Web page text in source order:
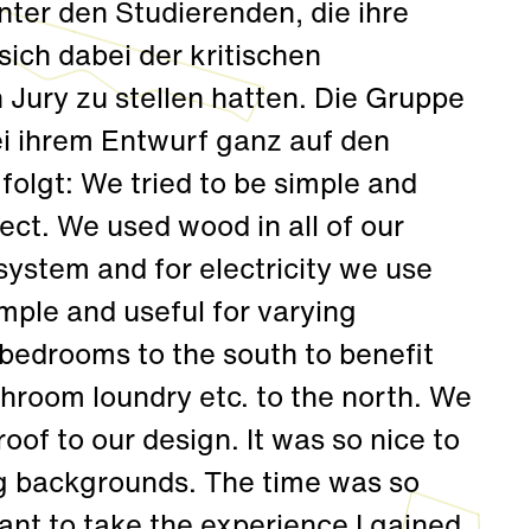
den Studierenden, die ihre
dabei der kritischen
zu stellen hatten. Die Gruppe
ihrem Entwurf ganz auf den
We tried to be simple and
We used wood in all of our
and for electricity we use
and useful for varying
to the south to benefit
loundry etc. to the north. We
to our design. It was so nice to
The time was so